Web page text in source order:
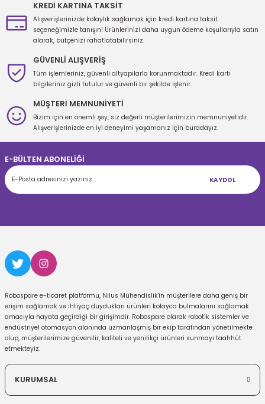
Ürün bilgilerinde hatalar bulunuyor.
Ürün fiyatı diğer sitelerden daha pahalı.
Gönder
KREDİ KARTINA TAKSİT
Alışverişlerinizde kolaylık sağlamak için kredi kartına taksit
seçeneğimizle tanışın! Ürünlerinizi daha uygun ödeme koşullarıyla satın
alarak, bütçenizi rahatlatabilirsiniz.
GÜVENLİ ALIŞVERİŞ
Tüm işlemleriniz, güvenli altyapılarla korunmaktadır. Kredi kartı
bilgileriniz gizli tutulur ve güvenli bir şekilde işlenir.
MÜŞTERİ MEMNUNİYETİ
Bizim için en önemli şey, siz değerli müşterilerimizin memnuniyetidir.
Alışverişlerinizde en iyi deneyimi yaşamanız için buradayız.
E-BÜLTEN ABONELİĞİ
KAYDOL
Robospare e-ticaret platformu, Nilus Mühendislik'in müşterilere daha geniş bir
erişim sağlamak ve ihtiyaç duydukları ürünleri kolayca bulmalarını sağlamak
amacıyla hayata geçirdiği bir girişimdir. Robospare olarak robotik sistemler ve
endüstriyel otomasyon alanında uzmanlaşmış bir ekip tarafından yönetilmekte
olup, müşterilerimize güvenilir, kaliteli ve yenilikçi ürünleri sunmayı taahhüt
etmekteyiz.
KURUMSAL